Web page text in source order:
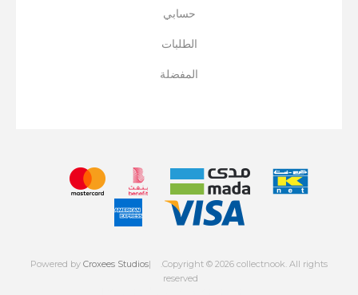
حسابي
الطلبات
المفضلة
Powered by Croxees Studios
.Copyright © 2026 collectnook. All rights
reserved